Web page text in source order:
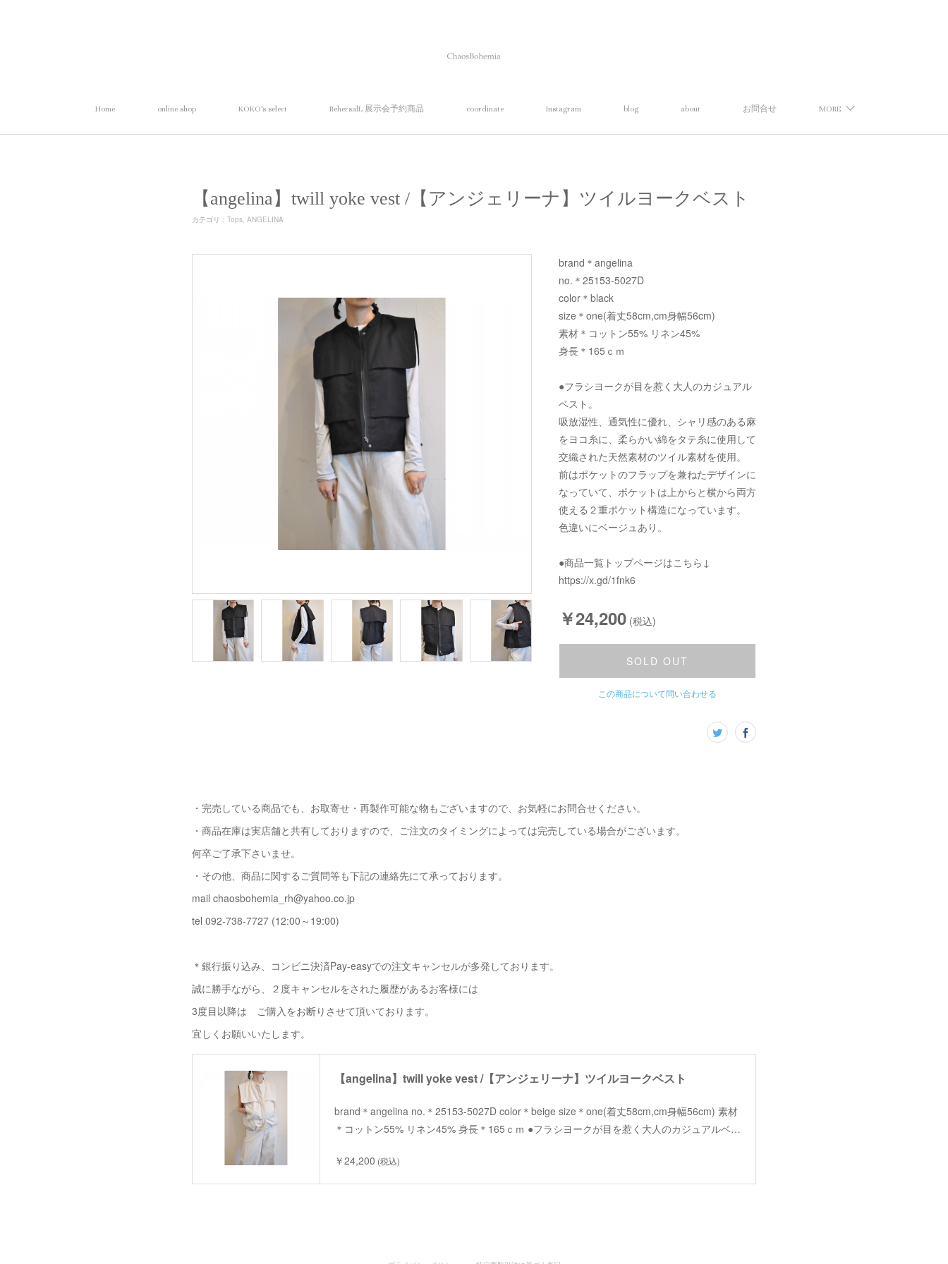
Home online shop KOKO's select RehersalL 展示会予約商品 coordinate Instagram blog about お問合せ MORE
【angelina】twill yoke vest /【アンジェリーナ】ツイルヨークベスト
カテゴリ ： Tops ANGELINA
brand＊angelina
no.＊25153-5027D
color＊black
size＊one(着丈58cm,cm身幅56cm)
素材＊コットン55% リネン45%
身長＊165ｃｍ
●フラシヨークが目を惹く大人のカジュアル
ベスト。
吸放湿性、通気性に優れ、シャリ感のある麻
をヨコ糸に、柔らかい綿をタテ糸に使用して
交織された天然素材のツイル素材を使用。
前はポケットのフラップを兼ねたデザインに
なっていて、ポケットは上からと横から両方
使える２重ポケット構造になっています。
色違いにベージュあり。
●商品一覧トップページはこちら↓
https://x.gd/1fnk6
￥24,200 (税込)
SOLD OUT
この商品について問い合わせる
・完売している商品でも、お取寄せ・再製作可能な物もございますので、お気軽にお問合せください。
・商品在庫は実店舗と共有しておりますので、ご注文のタイミングによっては完売している場合がございます。
何卒ご了承下さいませ。
・その他、商品に関するご質問等も下記の連絡先にて承っております。
mail chaosbohemia_rh@yahoo.co.jp
tel 092-738-7727 (12:00～19:00)
＊銀行振り込み、コンビニ決済Pay-easyでの注文キャンセルが多発しております。
誠に勝手ながら、２度キャンセルをされた履歴があるお客様には
3度目以降は ご購入をお断りさせて頂いております。
宜しくお願いいたします。
【angelina】twill yoke vest /【アンジェリーナ】ツイルヨークベスト
brand＊angelina no.＊25153-5027D color＊beige size＊one(着丈58cm,cm身幅56cm) 素材
＊コットン55% リネン45% 身長＊165ｃｍ ●フラシヨークが目を惹く大人のカジュアルベ…
￥24,200 (税込)